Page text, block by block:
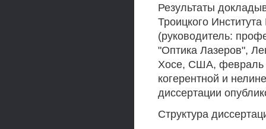
Результаты
Троицкого
(руководитель:
"Оптика Лазеров",
Хосе, США, февраль
когерентной и
диссертации
Структура